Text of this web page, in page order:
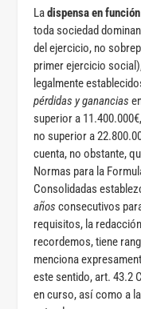
Ladispensa en
toda sociedad
del ejercicio, no
primer ejercicio
legalmente
pérdidas y ganancias
superior a
no superior a
cuenta, no obstante,
Normas para la
Consolidadas
años consecutivos
requisitos, la
recordemos, tiene
menciona
este sentido, art. 43.2
en curso, así como a